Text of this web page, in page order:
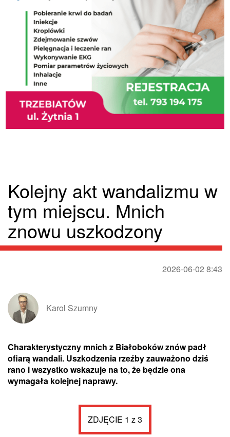
Kolejny akt wandalizmu w
tym miejscu. Mnich
znowu uszkodzony
2026-06-02 8:43
Karol Szumny
Charakterystyczny mnich z Białoboków znów padł
ofiarą wandali. Uszkodzenia rzeźby zauważono dziś
rano i wszystko wskazuje na to, że będzie ona
wymagała kolejnej naprawy.
ZDJĘCIE 1 z 3